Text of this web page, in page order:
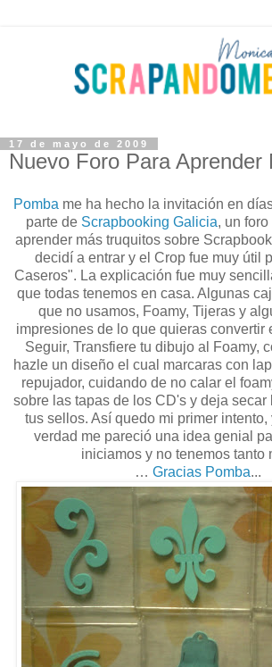
17 de mayo de 2009
Nuevo Foro Para Aprender
Pomba me ha hecho la invitación en
parte de Scrapbooking Galicia, un
aprender más truquitos sobre
decidí a entrar y el Crop fue muy útil
Caseros". La explicación fue muy
que todas tenemos en casa. Algunas
que no usamos, Foamy, Tijeras y
impresiones de lo que quieras convertir
Seguir, Transfiere tu dibujo al Foamy,
hazle un diseño el cual marcaras con
repujador, cuidando de no calar el
sobre las tapas de los CD's y deja secar
tus sellos. Así quedo mi primer intento,
verdad me pareció una idea genial
iniciamos y no tenemos tanto
… Gracias Pomba...